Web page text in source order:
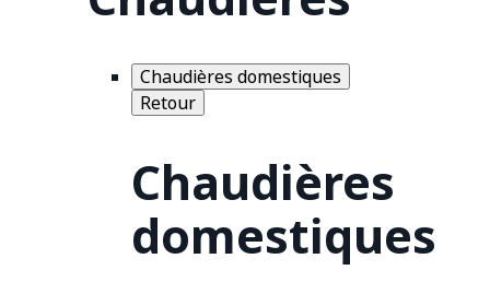
Chaudières domestiques
Retour
Chaudières
domestiques